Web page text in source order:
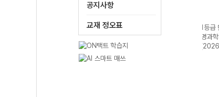
공지사항
교재 정오표
1등급 만들기 화
학II 487제
(2026년용)
명과학II 530제
1등
치와